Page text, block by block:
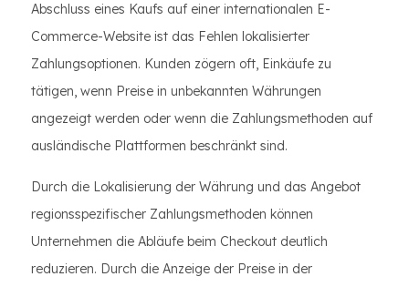
Abschluss eines Kaufs auf einer internationalen E-
Commerce-Website ist das Fehlen lokalisierter
Zahlungsoptionen. Kunden zögern oft, Einkäufe zu
tätigen, wenn Preise in unbekannten Währungen
angezeigt werden oder wenn die Zahlungsmethoden auf
ausländische Plattformen beschränkt sind.
Durch die Lokalisierung der Währung und das Angebot
regionsspezifischer Zahlungsmethoden können
Unternehmen die Abläufe beim Checkout deutlich
reduzieren. Durch die Anzeige der Preise in der